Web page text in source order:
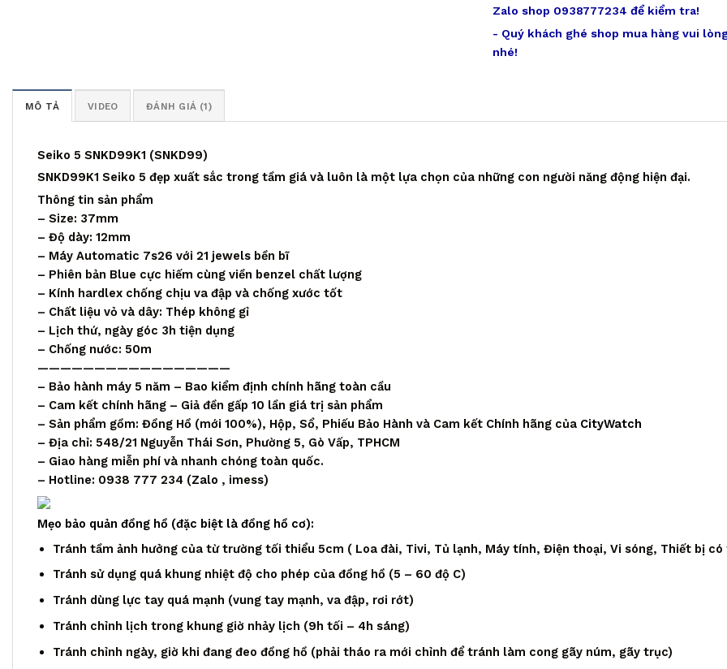
Zalo shop 0938777234 để kiểm tra!
- Quý khách ghé shop mua hàng vui
nhé!
MÔ TẢ VIDEO ĐÁNH GIÁ (1)
Seiko 5 SNKD99K1 (SNKD99)
SNKD99K1 Seiko 5 đẹp xuất sắc trong tầm giá và luôn là một lựa chọn của những con người năng động hiện đại.
Thông tin sản phẩm
– Size: 37mm
– Độ dày: 12mm
– Máy Automatic 7s26 với 21 jewels bền bĩ
– Phiên bản Blue cực hiếm cùng viền benzel chất lượng
– Kính hardlex chống chịu va đập và chống xước tốt
– Chất liệu vỏ và dây: Thép không gỉ
– Lịch thứ, ngày góc 3h tiện dụng
– Chống nước: 50m
—————————————————
– Bảo hành máy 5 năm – Bao kiểm định chính hãng toàn cầu
– Cam kết chính hãng – Giả đền gấp 10 lần giá trị sản phẩm
– Sản phẩm gồm: Đồng Hồ (mới 100%), Hộp, Sổ, Phiếu Bảo Hành và Cam kết Chính hãng của CityWatch
– Địa chỉ: 548/21 Nguyễn Thái Sơn, Phường 5, Gò Vấp, TPHCM
– Giao hàng miễn phí và nhanh chóng toàn quốc.
– Hotline: 0938 777 234 (Zalo , imess)
Mẹo bảo quản đồng hồ (đặc biệt là đồng hồ cơ):
Tránh tầm ảnh hưởng của từ trường tối thiểu 5cm ( Loa đài, Tivi, Tủ lạnh, Máy tính, Điện thoại, Vi sóng, Thiết bị
Tránh sử dụng quá khung nhiệt độ cho phép của đồng hồ (5 – 60 độ C)
Tránh dùng lực tay quá mạnh (vung tay mạnh, va đập, rơi rớt)
Tránh chỉnh lịch trong khung giờ nhảy lịch (9h tối – 4h sáng)
Tránh chỉnh ngày, giờ khi đang đeo đồng hồ (phải tháo ra mới chỉnh để tránh làm cong gãy núm, gãy trục)